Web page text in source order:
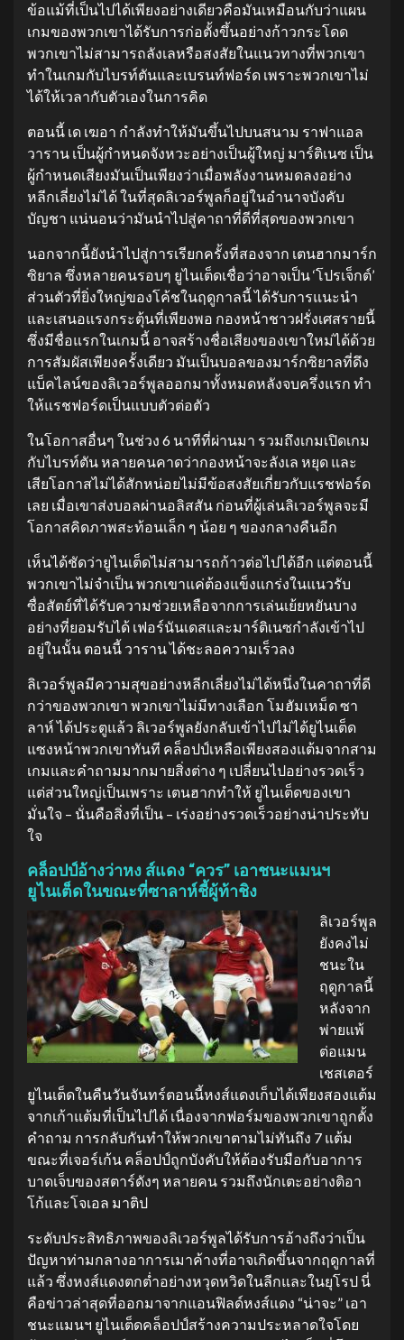
ข้อแม้ที่เป็นไปได้เพียงอย่างเดียวคือมันเหมือนกับว่าแผน
เกมของพวกเขาได้รับการก่อตั้งขึ้นอย่างก้าวกระโดด
พวกเขาไม่สามารถลังเลหรือสงสัยในแนวทางที่พวกเขา
ทำในเกมกับไบรท์ตันและเบรนท์ฟอร์ด เพราะพวกเขาไม่
ได้ให้เวลากับตัวเองในการคิด
ตอนนี้ เด เฆอา กำลังทำให้มันขึ้นไปบนสนาม ราฟาแอล
วาราน เป็นผู้กำหนดจังหวะอย่างเป็นผู้ใหญ่ มาร์ติเนซ เป็น
ผู้กำหนดเสียงมันเป็นเพียงว่าเมื่อพลังงานหมดลงอย่าง
หลีกเลี่ยงไม่ได้ ในที่สุดลิเวอร์พูลก็อยู่ในอำนาจบังคับ
บัญชา แน่นอนว่ามันนำไปสู่คาถาที่ดีที่สุดของพวกเขา
นอกจากนี้ยังนำไปสู่การเรียกครั้งที่สองจาก เตนฮากมาร์ก
ซิยาล ซึ่งหลายคนรอบๆ ยูไนเต็ดเชื่อว่าอาจเป็น ‘โปรเจ็กต์’
ส่วนตัวที่ยิ่งใหญ่ของโค้ชในฤดูกาลนี้ ได้รับการแนะนำ
และเสนอแรงกระตุ้นที่เพียงพอ กองหน้าชาวฝรั่งเศสรายนี้
ซึ่งมีชื่อแรกในเกมนี้ อาจสร้างชื่อเสียงของเขาใหม่ได้ด้วย
การสัมผัสเพียงครั้งเดียว มันเป็นบอลของมาร์กซิยาลที่ดึง
แบ็คไลน์ของลิเวอร์พูลออกมาทั้งหมดหลังจบครึ่งแรก ทำ
ให้แรชฟอร์ดเป็นแบบตัวต่อตัว
ในโอกาสอื่นๆ ในช่วง 6 นาทีที่ผ่านมา รวมถึงเกมเปิดเกม
กับไบรท์ตัน หลายคนคาดว่ากองหน้าจะลังเล หยุด และ
เสียโอกาสไม่ได้สักหน่อยไม่มีข้อสงสัยเกี่ยวกับแรชฟอร์ด
เลย เมื่อเขาส่งบอลผ่านอลิสสัน ก่อนที่ผู้เล่นลิเวอร์พูลจะมี
โอกาสคิดภาพสะท้อนเล็ก ๆ น้อย ๆ ของกลางคืนอีก
เห็นได้ชัดว่ายูไนเต็ดไม่สามารถก้าวต่อไปได้อีก แต่ตอนนี้
พวกเขาไม่จำเป็น พวกเขาแค่ต้องแข็งแกร่งในแนวรับ
ซื่อสัตย์ที่ได้รับความช่วยเหลือจากการเล่นเย้ยหยันบาง
อย่างที่ยอมรับได้ เฟอร์นันเดสและมาร์ติเนซกำลังเข้าไป
อยู่ในนั้น ตอนนี้ วาราน ได้ชะลอความเร็วลง
ลิเวอร์พูลมีความสุขอย่างหลีกเลี่ยงไม่ได้หนึ่งในคาถาที่ดี
กว่าของพวกเขา พวกเขาไม่มีทางเลือก โมฮัมเหม็ด ซา
ลาห์ ได้ประตูแล้ว ลิเวอร์พูลยังกลับเข้าไปไม่ได้ยูไนเต็ด
แซงหน้าพวกเขาทันที คล็อปป์เหลือเพียงสองแต้มจากสาม
เกมและคำถามมากมายสิ่งต่าง ๆ เปลี่ยนไปอย่างรวดเร็ว
แต่ส่วนใหญ่เป็นเพราะ เตนฮากทำให้ ยูไนเต็ดของเขา
มั่นใจ – นั่นคือสิ่งที่เป็น – เร่งอย่างรวดเร็วอย่างน่าประทับ
ใจ
คล็อปป์อ้างว่าหง ส์แดง “ควร” เอาชนะแมนฯ
ยูไนเต็ดในขณะที่ซาลาห์ชี้ผู้ท้าชิง
ลิเวอร์พูล
ยังคงไม่
ชนะใน
ฤดูกาลนี้
หลังจาก
พ่ายแพ้
ต่อแมน
เชสเตอร์
ยูไนเต็ดในคืนวันจันทร์ตอนนี้หงส์แดงเก็บได้เพียงสองแต้ม
จากเก้าแต้มที่เป็นไปได้ เนื่องจากฟอร์มของพวกเขาถูกตั้ง
คำถาม การกลับกันทำให้พวกเขาตามไม่ทันถึง 7 แต้ม
ขณะที่เจอร์เก้น คล็อปป์ถูกบังคับให้ต้องรับมือกับอาการ
บาดเจ็บของสตาร์ดังๆ หลายคน รวมถึงนักเตะอย่างติอา
โก้และโจเอล มาติป
ระดับประสิทธิภาพของลิเวอร์พูลได้รับการอ้างถึงว่าเป็น
ปัญหาท่ามกลางอาการเมาค้างที่อาจเกิดขึ้นจากฤดูกาลที่
แล้ว ซึ่งหงส์แดงตกต่ำอย่างหวุดหวิดในลีกและในยุโรป นี่
คือข่าวล่าสุดที่ออกมาจากแอนฟิลด์หงส์แดง “น่าจะ” เอา
ชนะแมนฯ ยูไนเต็ดคล็อปป์สร้างความประหลาดใจโดย